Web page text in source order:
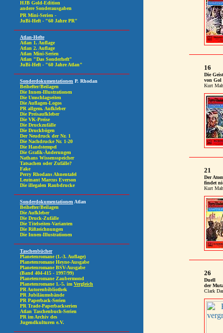
16
Die
von Gol
Kurt
21
Der
findet
Kurt
26
Duell
der
Clark